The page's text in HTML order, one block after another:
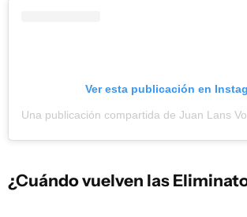
Ver esta publicación en
¿Cuándo vuelven las